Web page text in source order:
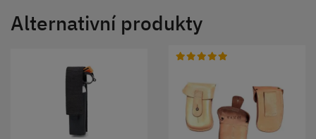
Alternativní produkty